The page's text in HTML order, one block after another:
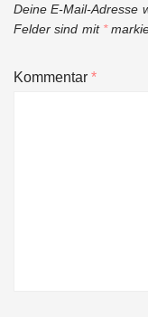
Deine E-Mail-Adresse
Felder sind mit *
Kommentar*